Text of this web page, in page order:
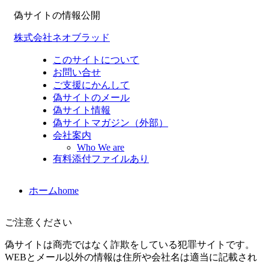
偽サイトの情報公開
株式会社ネオブラッド
このサイトについて
お問い合せ
ご支援にかんして
偽サイトのメール
偽サイト情報
偽サイトマガジン（外部）
会社案内
Who We are
有料添付ファイルあり
ホームhome
ご注意ください
偽サイトは商売ではなく詐欺をしている犯罪サイトです。
WEBとメール以外の情報は住所や会社名は適当に記載され